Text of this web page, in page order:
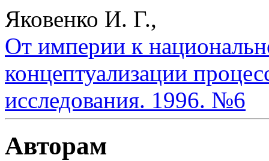
Яковенко И. Г.,
От империи к
концептуализации
исследования. 1996. №6
Авторам